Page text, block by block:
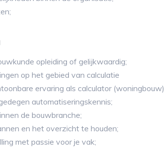
opleiding of gelijkwaardig;
op het gebied van calculatie
ervaring als calculator (woningbouw)
automatiseringskennis;
de bouwbranche;
en het overzicht te houden;
met passie voor je vak;